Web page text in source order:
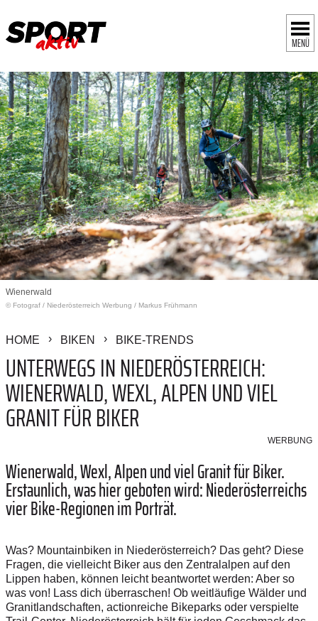
MENÜ
Wienerwald
© Fotograf / Niederösterreich Werbung / Markus Frühmann
HOME BIKEN BIKE-TRENDS
UNTERWEGS IN NIEDERÖSTERREICH:
WIENERWALD, WEXL, ALPEN UND VIEL
GRANIT FÜR BIKER
WERBUNG
Wienerwald, Wexl, Alpen und viel Granit für Biker.
Erstaunlich, was hier geboten wird: Niederösterreichs
vier Bike-Regionen im Porträt.
Was? Mountainbiken in Niederösterreich? Das geht? Diese
Fragen, die vielleicht Biker aus den Zentralalpen auf den
Lippen haben, können leicht beantwortet werden: Aber so
was von! Lass dich überraschen! Ob weitläufige Wälder und
Granitlandschaften, actionreiche Bikeparks oder verspielte